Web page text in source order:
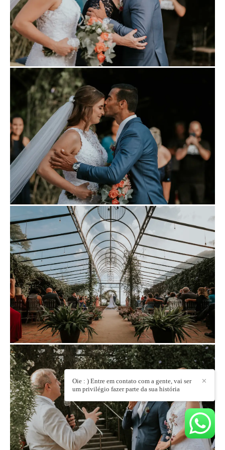
✕
Oie : ) Entre em contato com a gente, vai ser
um privilégio fazer parte da sua história